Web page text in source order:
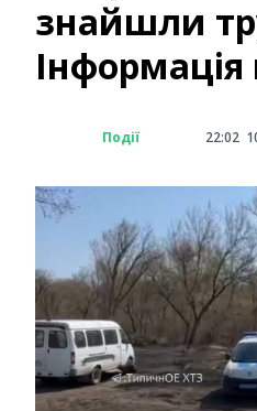
знайшли
Інформація
Події 22:02